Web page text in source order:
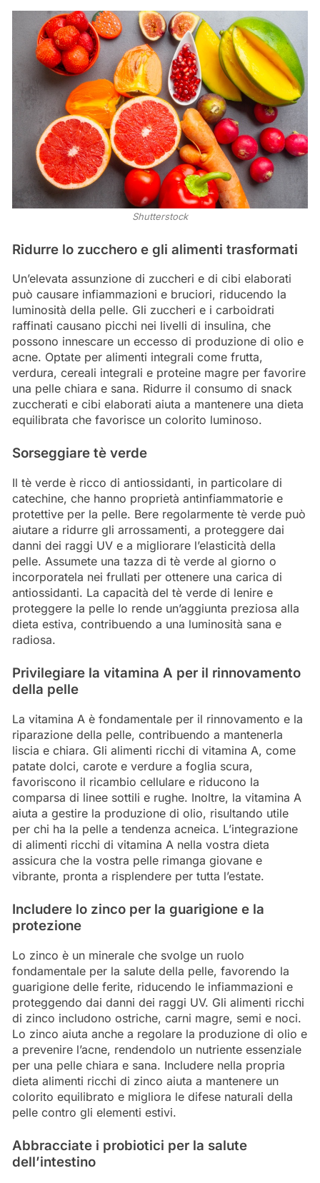
Shutterstock
Ridurre lo zucchero e gli alimenti trasformati
Un’elevata assunzione di zuccheri e di cibi elaborati
può causare infiammazioni e bruciori, riducendo la
luminosità della pelle. Gli zuccheri e i carboidrati
raffinati causano picchi nei livelli di insulina, che
possono innescare un eccesso di produzione di olio e
acne. Optate per alimenti integrali come frutta,
verdura, cereali integrali e proteine magre per favorire
una pelle chiara e sana. Ridurre il consumo di snack
zuccherati e cibi elaborati aiuta a mantenere una dieta
equilibrata che favorisce un colorito luminoso.
Sorseggiare tè verde
Il tè verde è ricco di antiossidanti, in particolare di
catechine, che hanno proprietà antinfiammatorie e
protettive per la pelle. Bere regolarmente tè verde può
aiutare a ridurre gli arrossamenti, a proteggere dai
danni dei raggi UV e a migliorare l’elasticità della
pelle. Assumete una tazza di tè verde al giorno o
incorporatela nei frullati per ottenere una carica di
antiossidanti. La capacità del tè verde di lenire e
proteggere la pelle lo rende un’aggiunta preziosa alla
dieta estiva, contribuendo a una luminosità sana e
radiosa.
Privilegiare la vitamina A per il rinnovamento
della pelle
La vitamina A è fondamentale per il rinnovamento e la
riparazione della pelle, contribuendo a mantenerla
liscia e chiara. Gli alimenti ricchi di vitamina A, come
patate dolci, carote e verdure a foglia scura,
favoriscono il ricambio cellulare e riducono la
comparsa di linee sottili e rughe. Inoltre, la vitamina A
aiuta a gestire la produzione di olio, risultando utile
per chi ha la pelle a tendenza acneica. L’integrazione
di alimenti ricchi di vitamina A nella vostra dieta
assicura che la vostra pelle rimanga giovane e
vibrante, pronta a risplendere per tutta l’estate.
Includere lo zinco per la guarigione e la
protezione
Lo zinco è un minerale che svolge un ruolo
fondamentale per la salute della pelle, favorendo la
guarigione delle ferite, riducendo le infiammazioni e
proteggendo dai danni dei raggi UV. Gli alimenti ricchi
di zinco includono ostriche, carni magre, semi e noci.
Lo zinco aiuta anche a regolare la produzione di olio e
a prevenire l’acne, rendendolo un nutriente essenziale
per una pelle chiara e sana. Includere nella propria
dieta alimenti ricchi di zinco aiuta a mantenere un
colorito equilibrato e migliora le difese naturali della
pelle contro gli elementi estivi.
Abbracciate i probiotici per la salute
dell’intestino